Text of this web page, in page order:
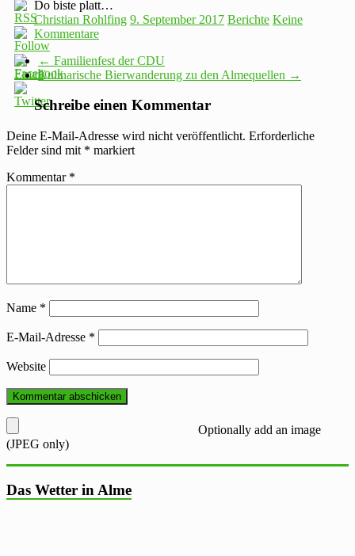
Do biste platt…
Christian Rohlfing 9. September 2017 Berichte Keine
Kommentare
← Familienfest der CDU
Kulinarische Bierwanderung zu den Almequellen →
Schreibe einen Kommentar
Deine E-Mail-Adresse wird nicht veröffentlicht. Erforderliche
Felder sind mit * markiert
Kommentar *
Name *
E-Mail-Adresse *
Website
Optionally add an image
(JPEG only)
Das Wetter in Alme